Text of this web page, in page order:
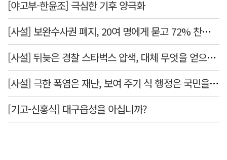
[야고부-한윤조] 극심한 기후 양극화
[사설] 보완수사권 폐지, 20여 명에게 묻고 72% 찬성했다고 밀어붙였다니
[사설] 뒤늦은 경찰 스타벅스 압색, 대체 무엇을 얻으려는 것인가
[사설] 극한 폭염은 재난, 보여 주기 식 행정은 국민을 지키지 못한다
[기고-신홍식] 대구읍성을 아십니까?